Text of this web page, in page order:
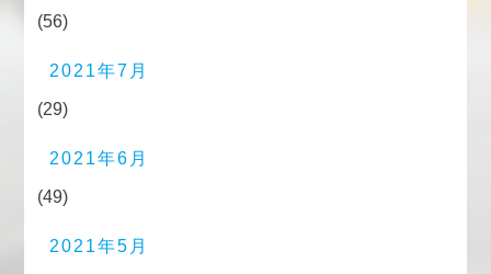
(56)
2021年7月
(29)
2021年6月
(49)
2021年5月